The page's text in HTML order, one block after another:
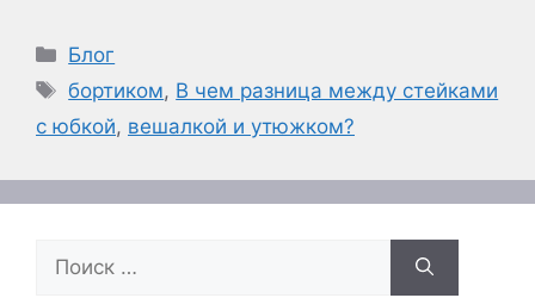
Рубрики
Блог
Метки
бортиком, В чем разница между стейками
с юбкой, вешалкой и утюжком?
Поиск: